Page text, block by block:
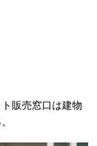
販売窓口は建物